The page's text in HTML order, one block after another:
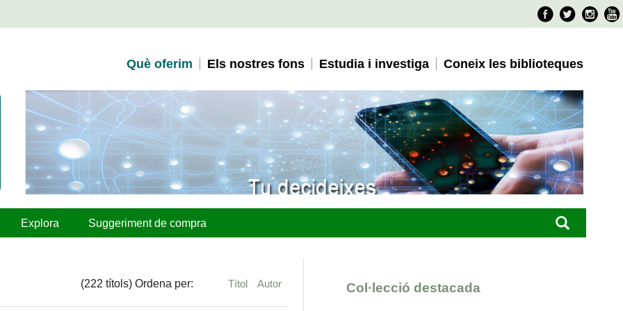
Twitter
Què oferim Els nostres fons Estudia i investiga Coneix les biblioteques
Explora Suggeriment de compra
(222 títols) Ordena per: Títol Autor Col·lecció destacada